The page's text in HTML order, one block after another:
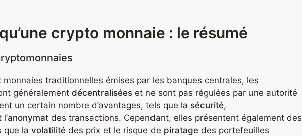
crypto monnaie : le résumé
monnaies traditionnelles émises par les banques centrales, les
généralement décentralisées et ne sont pas régulées par une autorité
un certain nombre d’avantages, tels que la sécurité,
l’anonymat des transactions. Cependant, elles présentent également des
que la volatilité des prix et le risque de piratage des portefeuilles